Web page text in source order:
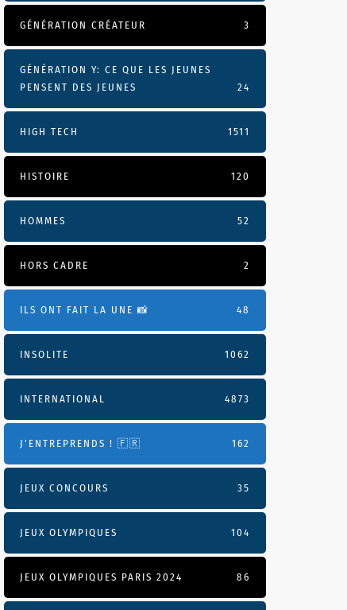
GÉNÉRATION CRÉATEUR 3
GÉNÉRATION Y: CE QUE LES JEUNES
PENSENT DES JEUNES
24
HIGH TECH 1511
HISTOIRE 120
HOMMES 52
HORS CADRE 2
ILS ONT FAIT LA UNE 📸 48
INSOLITE 1062
INTERNATIONAL 4873
J'ENTREPRENDS ! 🇫🇷 162
JEUX CONCOURS 35
JEUX OLYMPIQUES 104
JEUX OLYMPIQUES PARIS 2024 86